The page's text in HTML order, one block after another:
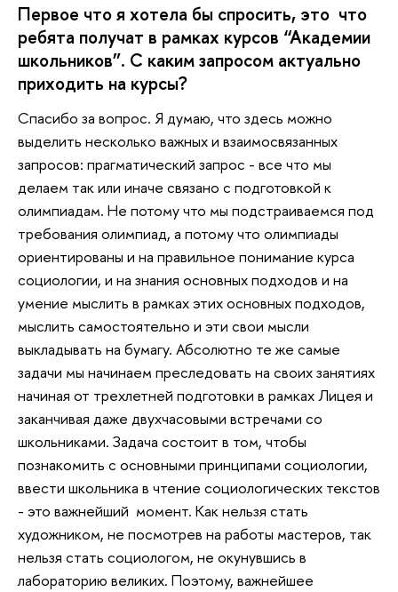
Первое что я хотела бы спросить, это что
ребята получат в рамках курсов “Академии
школьников”. С каким запросом актуально
приходить на курсы?
Спасибо за вопрос. Я думаю, что здесь можно
выделить несколько важных и взаимосвязанных
запросов: прагматический запрос - все что мы
делаем так или иначе связано с подготовкой к
олимпиадам. Не потому что мы подстраиваемся под
требования олимпиад, а потому что олимпиады
ориентированы и на правильное понимание курса
социологии, и на знания основных подходов и на
умение мыслить в рамках этих основных подходов,
мыслить самостоятельно и эти свои мысли
выкладывать на бумагу. Абсолютно те же самые
задачи мы начинаем преследовать на своих занятиях
начиная от трехлетней подготовки в рамках Лицея и
заканчивая даже двухчасовыми встречами со
школьниками. Задача состоит в том, чтобы
познакомить с основными принципами социологии,
ввести школьника в чтение социологических текстов
- это важнейший момент. Как нельзя стать
художником, не посмотрев на работы мастеров, так
нельзя стать социологом, не окунувшись в
лабораторию великих. Поэтому, важнейшее